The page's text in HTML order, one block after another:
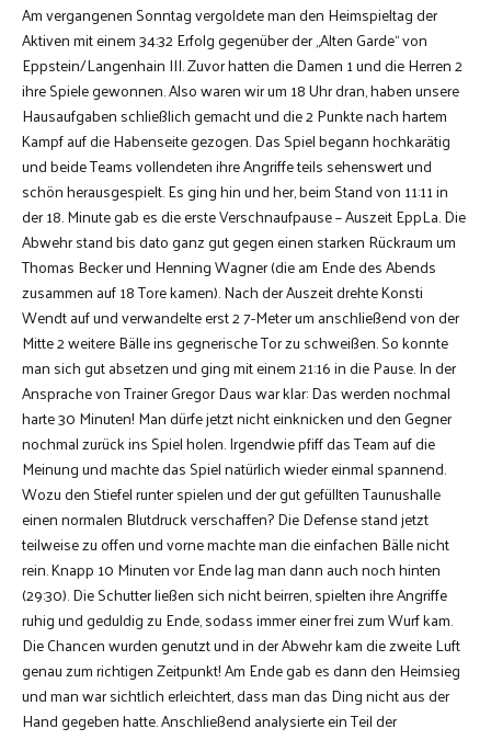
Am vergangenen Sonntag vergoldete man den Heimspieltag der
Aktiven mit einem 34:32 Erfolg gegenüber der „Alten Garde“ von
Eppstein/Langenhain III. Zuvor hatten die Damen 1 und die Herren 2
ihre Spiele gewonnen. Also waren wir um 18 Uhr dran, haben unsere
Hausaufgaben schließlich gemacht und die 2 Punkte nach hartem
Kampf auf die Habenseite gezogen. Das Spiel begann hochkarätig
und beide Teams vollendeten ihre Angriffe teils sehenswert und
schön herausgespielt. Es ging hin und her, beim Stand von 11:11 in
der 18. Minute gab es die erste Verschnaufpause – Auszeit EppLa. Die
Abwehr stand bis dato ganz gut gegen einen starken Rückraum um
Thomas Becker und Henning Wagner (die am Ende des Abends
zusammen auf 18 Tore kamen). Nach der Auszeit drehte Konsti
Wendt auf und verwandelte erst 2 7-Meter um anschließend von der
Mitte 2 weitere Bälle ins gegnerische Tor zu schweißen. So konnte
man sich gut absetzen und ging mit einem 21:16 in die Pause. In der
Ansprache von Trainer Gregor Daus war klar: Das werden nochmal
harte 30 Minuten! Man dürfe jetzt nicht einknicken und den Gegner
nochmal zurück ins Spiel holen. Irgendwie pfiff das Team auf die
Meinung und machte das Spiel natürlich wieder einmal spannend.
Wozu den Stiefel runter spielen und der gut gefüllten Taunushalle
einen normalen Blutdruck verschaffen? Die Defense stand jetzt
teilweise zu offen und vorne machte man die einfachen Bälle nicht
rein. Knapp 10 Minuten vor Ende lag man dann auch noch hinten
(29:30). Die Schutter ließen sich nicht beirren, spielten ihre Angriffe
ruhig und geduldig zu Ende, sodass immer einer frei zum Wurf kam.
Die Chancen wurden genutzt und in der Abwehr kam die zweite Luft
genau zum richtigen Zeitpunkt! Am Ende gab es dann den Heimsieg
und man war sichtlich erleichtert, dass man das Ding nicht aus der
Hand gegeben hatte. Anschließend analysierte ein Teil der